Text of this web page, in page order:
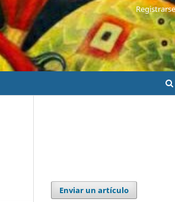
Enviar un artículo